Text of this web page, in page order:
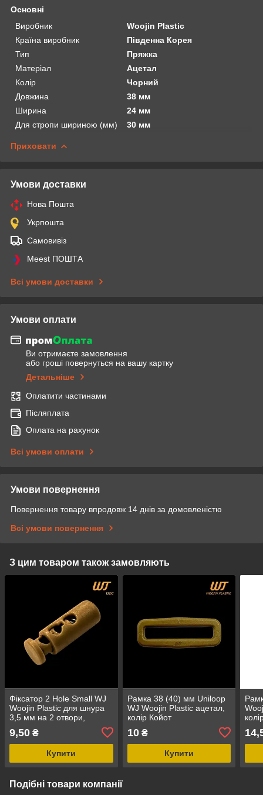
Основні
Виробник
Woojin Plastic
Країна виробник
Південна Корея
Тип
Пряжка
Матеріал
Ацетал
Колір
Чорний
Довжина
38 мм
Ширина
24 мм
Для стропи шириною (мм)
30 мм
Приховати
Умови доставки
Нова Пошта
Укрпошта
Самовивіз
Meest ПОШТА
Всі умови доставки
Умови оплати
Ви отримаєте замовлення
або гроші повернуться на вашу картку
Детальніше
Оплатити частинами
Післяплата
Оплата на рахунок
Всі умови оплати
Умови повернення
Повернення товару впродовж 14 днів за домовленістю
Всі умови повернення
З цим товаром також замовляють
Фіксатор 2 Hole Small WJ
Woojin Plastic для шнура
3,5 мм на 2 отвори,
койот
9,50 ₴
Купити
Рамка 38 (40) мм Uniloop
WJ Woojin Plastic ацетал,
колір Койот
10₴
Купити
Подібні товари компанії